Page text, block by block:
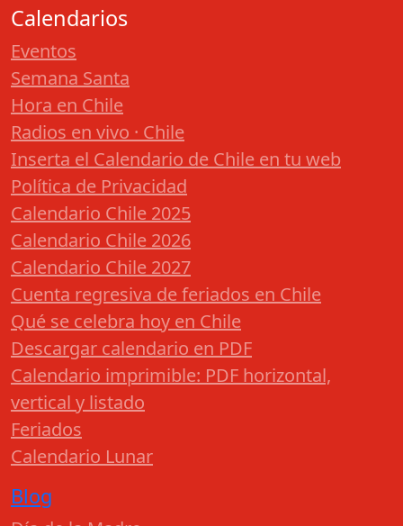
Calendarios
Eventos
Semana Santa
Hora en Chile
Radios en vivo · Chile
Inserta el Calendario de Chile en tu web
Política de Privacidad
Calendario Chile 2025
Calendario Chile 2026
Calendario Chile 2027
Cuenta regresiva de feriados en Chile
Qué se celebra hoy en Chile
Descargar calendario en PDF
Calendario imprimible: PDF horizontal,
vertical y listado
Feriados
Calendario Lunar
Blog